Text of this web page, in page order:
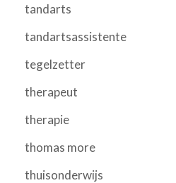
tandarts
tandartsassistente
tegelzetter
therapeut
therapie
thomas more
thuisonderwijs